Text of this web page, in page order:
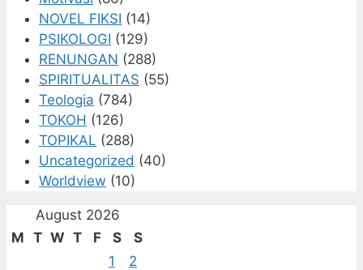
NOVEL FIKSI (14)
PSIKOLOGI (129)
RENUNGAN (288)
SPIRITUALITAS (55)
Teologia (784)
TOKOH (126)
TOPIKAL (288)
Uncategorized (40)
Worldview (10)
August 2026
M T W T F S
S
1
2